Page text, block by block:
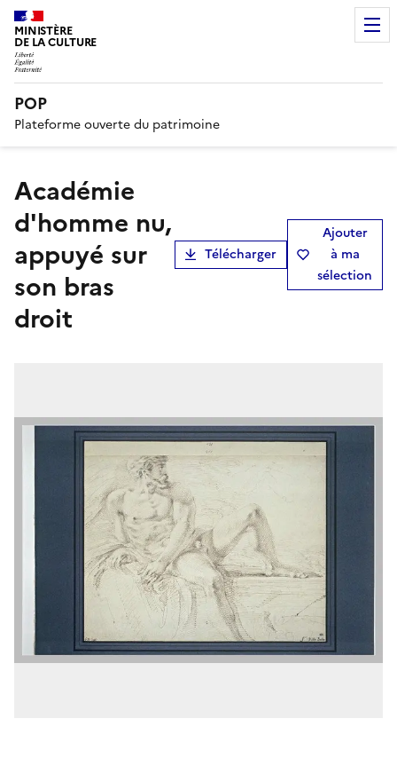
MINISTÈRE
DE LA CULTURE
POP
Plateforme ouverte du patrimoine
Académie
d'homme nu,
appuyé sur
son bras
droit
Télécharger
Ajouter
à ma
sélection